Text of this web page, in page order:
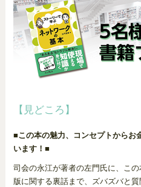
【見どころ】
■この本の魅力、コンセプトからお
います！■
司会の永江が著者の左門氏に、こ
版に関する裏話まで、ズバズバと質